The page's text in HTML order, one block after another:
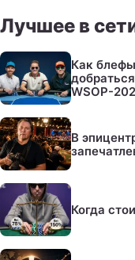
Лучшее в
Как
WSOP-
В
Когда